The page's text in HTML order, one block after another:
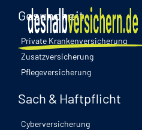
Gesundheit
Private Krankenversicherung
Zusatzversicherung
Pflegeversicherung
Sach & Haftpflicht
Cyberversicherung